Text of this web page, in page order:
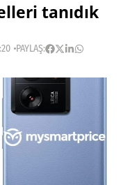
tanıdık
PAYLAŞ: